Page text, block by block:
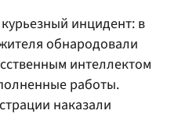
инцидент: в
обнародовали
интеллектом
работы.
наказали